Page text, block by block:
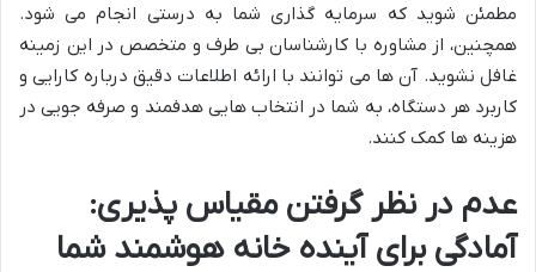
مطمئن شوید که سرمایه گذاری شما به درستی انجام می شود.
همچنین، از مشاوره با کارشناسان بی طرف و متخصص در این زمینه
غافل نشوید. آن ها می توانند با ارائه اطلاعات دقیق درباره کارایی و
کاربرد هر دستگاه، به شما در انتخاب هایی هدفمند و صرفه جویی در
هزینه ها کمک کنند.
عدم در نظر گرفتن مقیاس پذیری:
آمادگی برای آینده خانه هوشمند شما